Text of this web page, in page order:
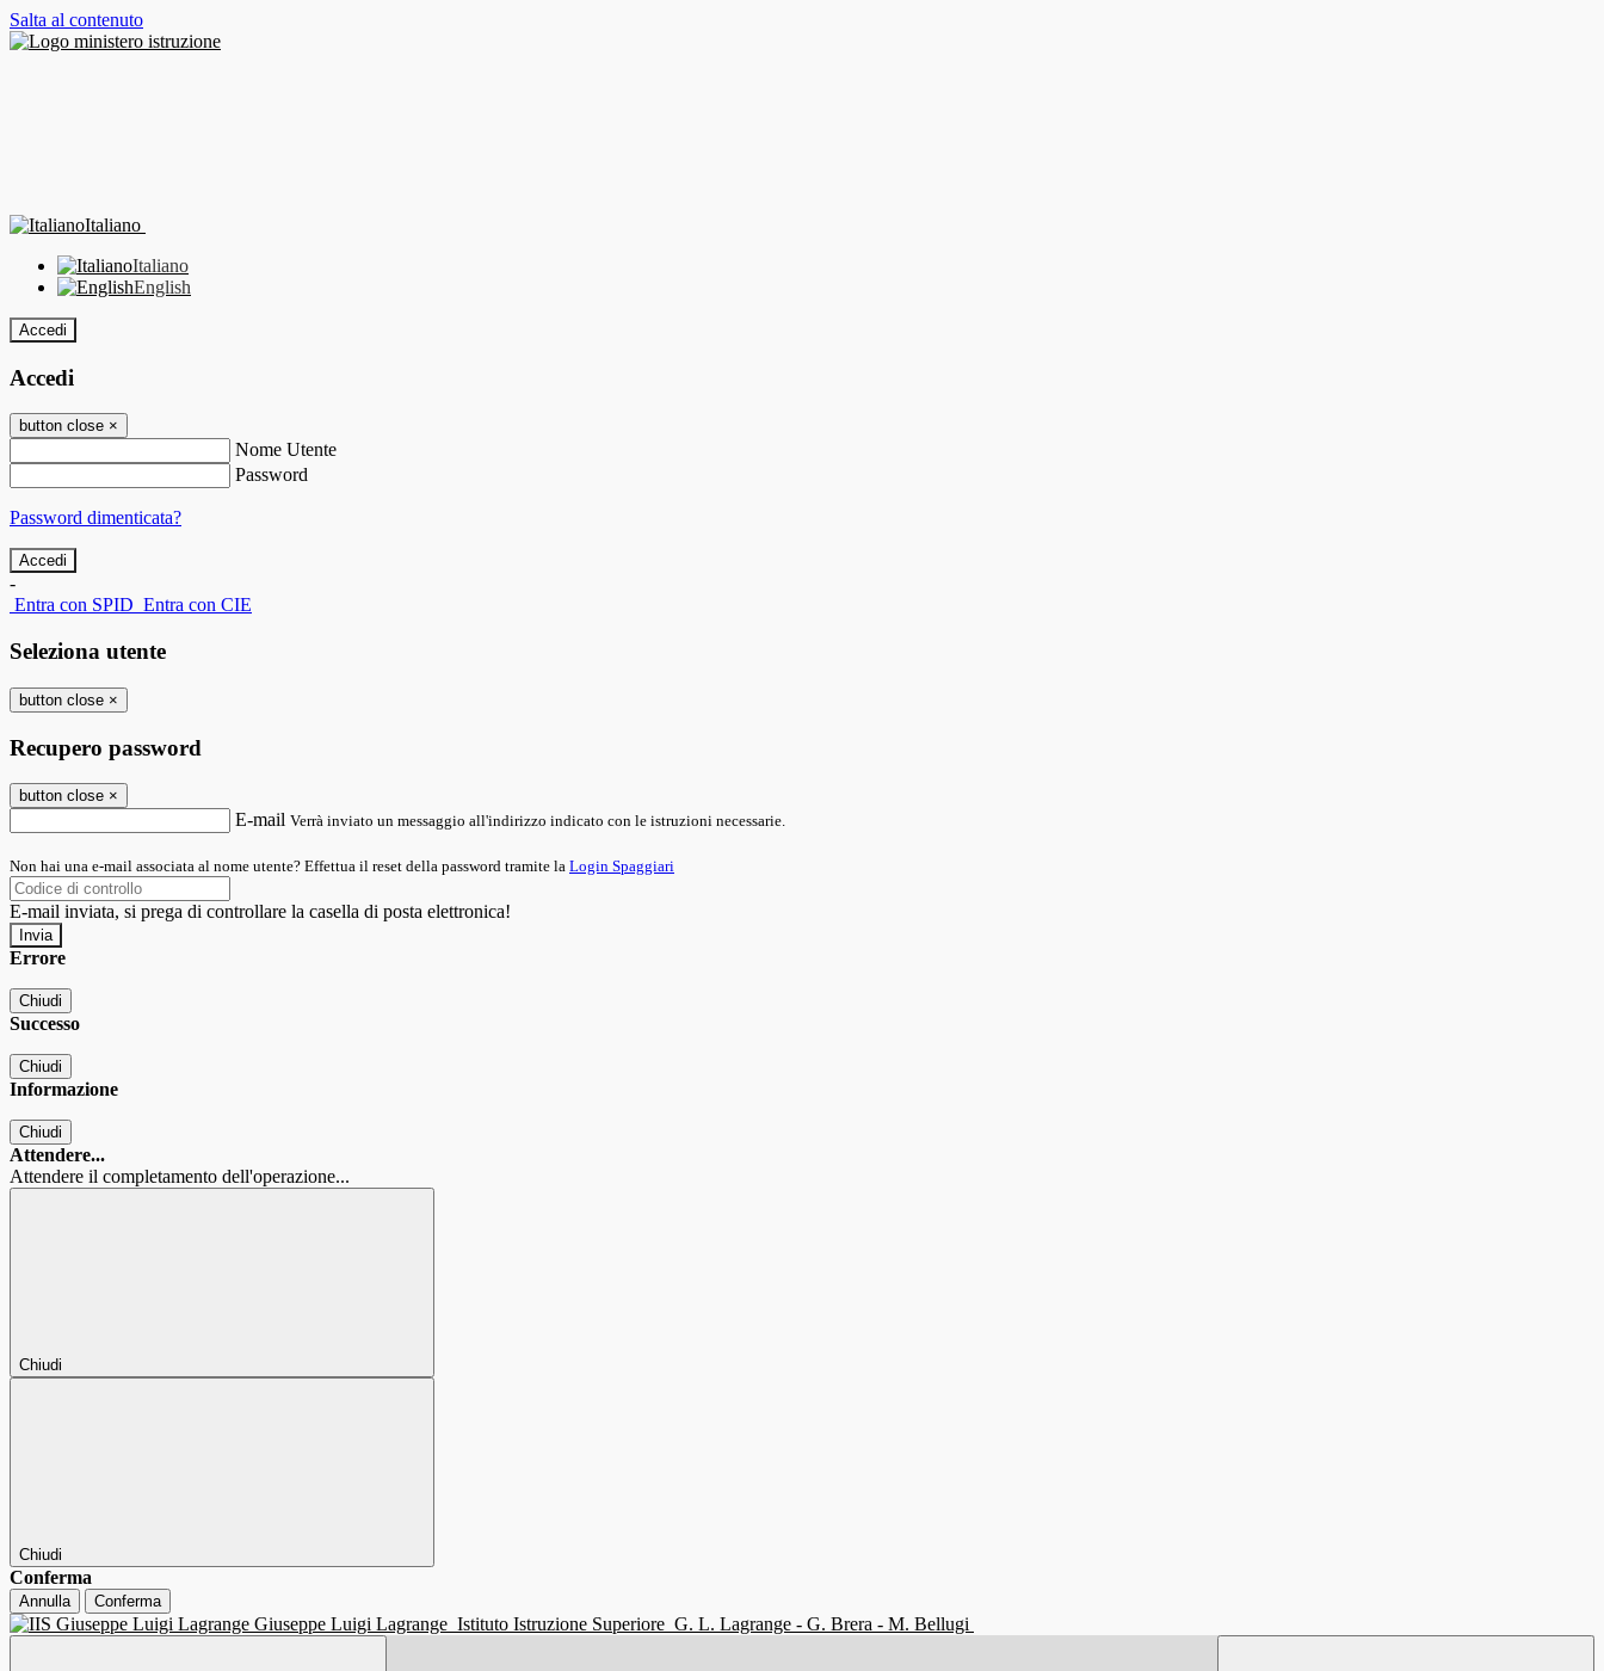
Salta al contenuto
Italiano
Italiano
English
Accedi
Accedi
button close ×
Nome Utente
Password
Password dimenticata?
-
Entra con SPID Entra con CIE
Seleziona utente
button close ×
Recupero password
button close ×
E-mail Verrà inviato un messaggio all'indirizzo indicato con le istruzioni necessarie.
Non hai una e-mail associata al nome utente? Effettua il reset della password tramite la Login Spaggiari
E-mail inviata, si prega di controllare la casella di posta elettronica!
Errore
Chiudi
Successo
Chiudi
Informazione
Chiudi
Attendere...
Attendere il completamento dell'operazione...
Chiudi
Chiudi
Conferma
Annulla Conferma
Giuseppe Luigi Lagrange Istituto Istruzione Superiore G. L. Lagrange - G. Brera - M. Bellugi